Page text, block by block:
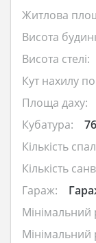
Житлова
Висота
Висота стелі:
Кут нахилу
Площа даху:
Кубатура:
Кількість
Кількість
Гараж:
Мінімальний
Мінімальний